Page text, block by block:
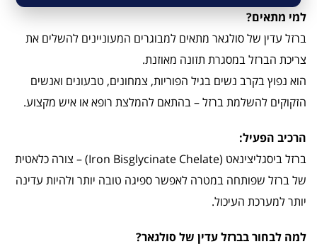
למי מתאים?
ברזל עדין של סולגאר מתאים למבוגרים המעוניינים להשלים את
צריכת הברזל במסגרת תזונה מאוזנת.
הוא נפוץ בקרב נשים בגיל הפוריות, צמחונים, טבעונים ואנשים
הזקוקים להשלמת ברזל – בהתאם להמלצת רופא או איש מקצוע.
הרכיב הפעיל:
ברזל ביסגליצינאט (Iron Bisglycinate Chelate) – צורה כלאטית
של ברזל שפותחה במטרה לאפשר ספיגה טובה יותר ולהיות עדינה
יותר למערכת העיכול.
למה לבחור בברזל עדין של סולגאר?